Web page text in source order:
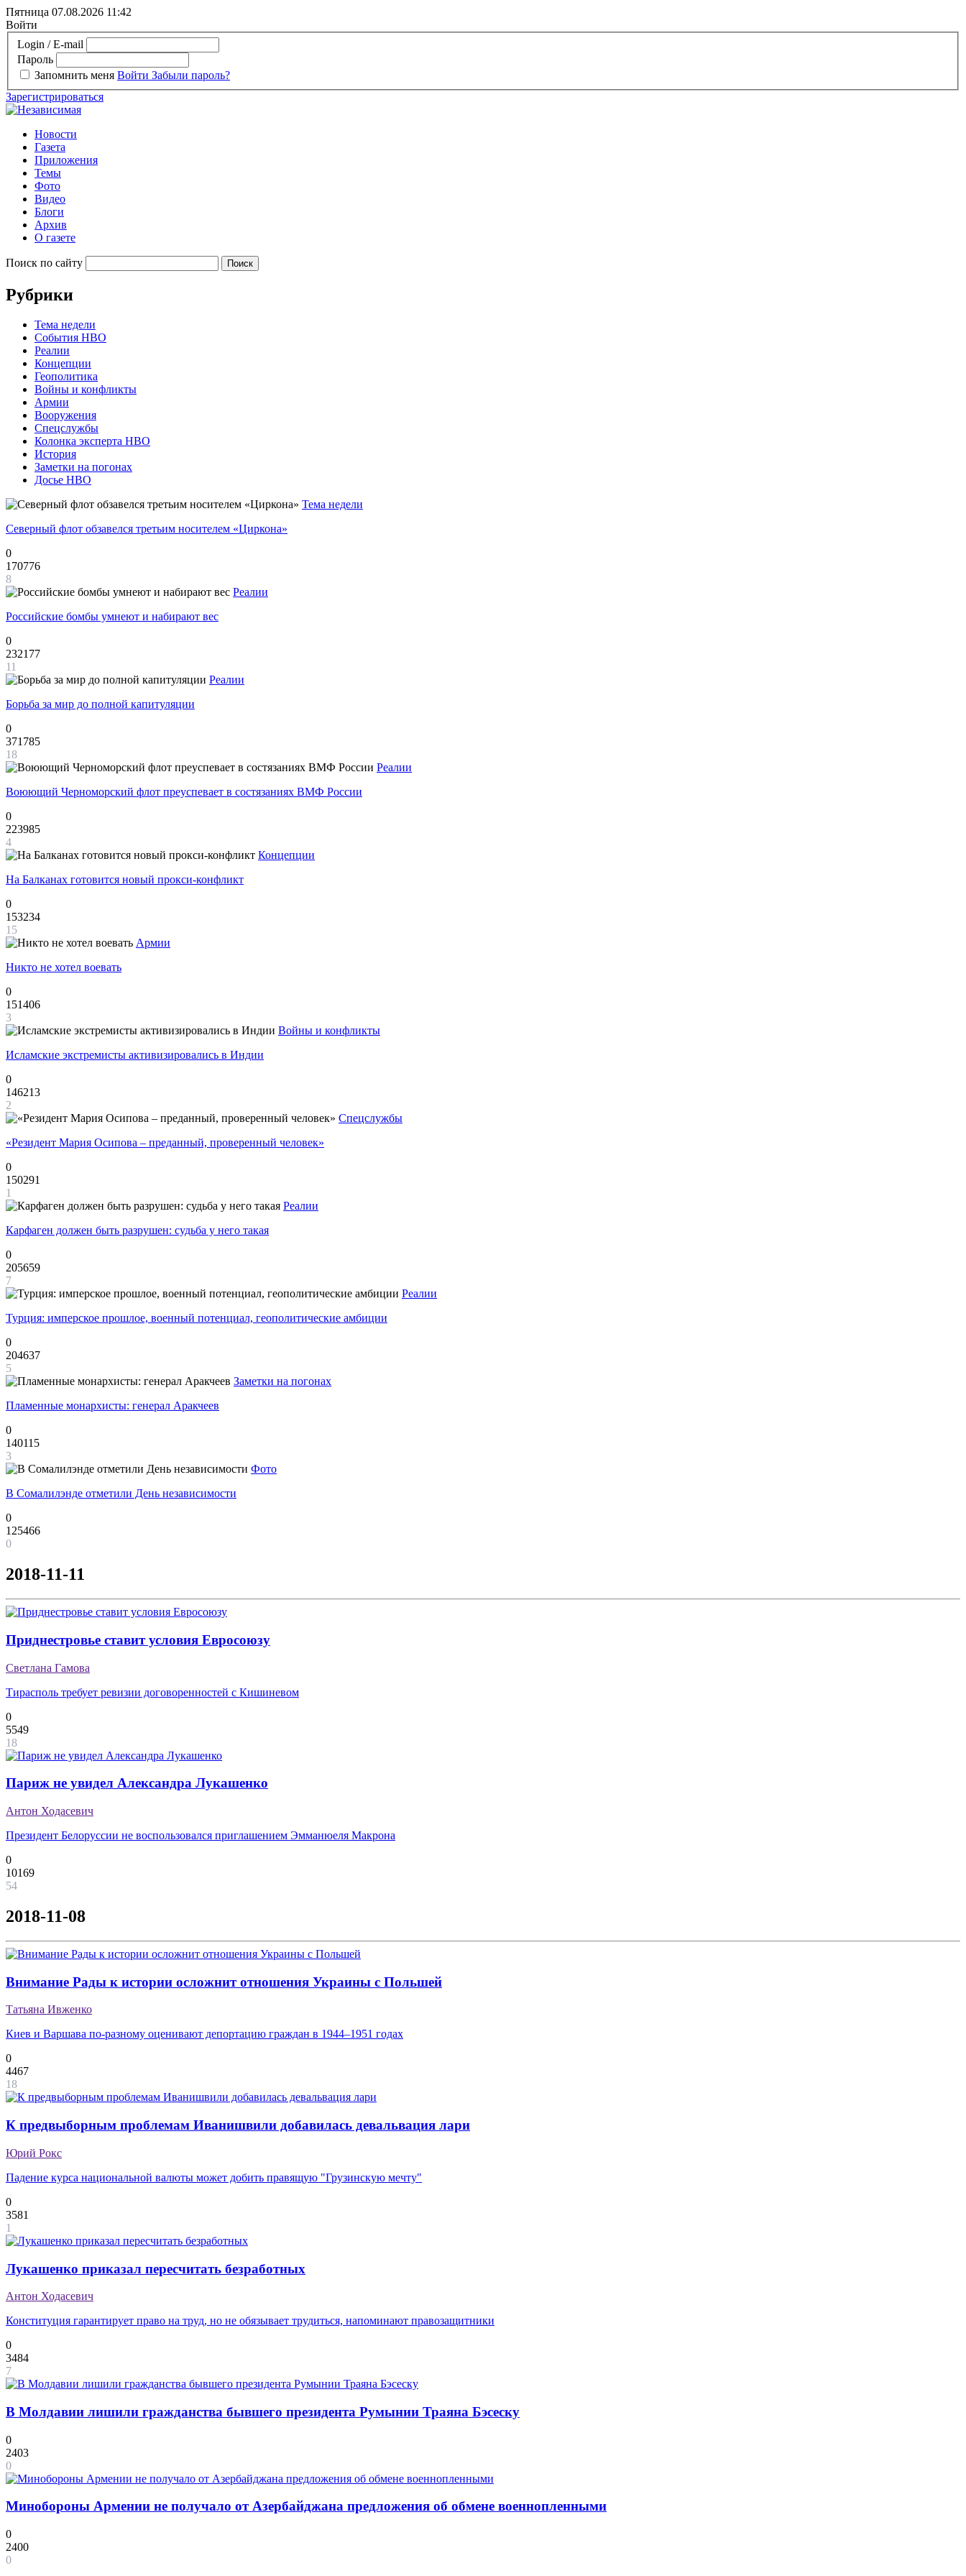
Пятница 07.08.2026 11:42
Войти
Login / E-mail
Пароль
Запомнить меня Войти Забыли пароль?
Зарегистрироваться
Новости
Газета
Приложения
Темы
Фото
Видео
Блоги
Архив
О газете
Поиск по сайту
Рубрики
Тема недели
События НВО
Реалии
Концепции
Геополитика
Войны и конфликты
Армии
Вооружения
Спецслужбы
Колонка эксперта НВО
История
Заметки на погонах
Досье НВО
Тема недели
Северный флот обзавелся третьим носителем «Циркона»
0
170776
8
Реалии
Российские бомбы умнеют и набирают вес
0
232177
11
Реалии
Борьба за мир до полной капитуляции
0
371785
18
Реалии
Воюющий Черноморский флот преуспевает в состязаниях ВМФ России
0
223985
4
Концепции
На Балканах готовится новый прокси-конфликт
0
153234
15
Армии
Никто не хотел воевать
0
151406
3
Войны и конфликты
Исламские экстремисты активизировались в Индии
0
146213
2
Спецслужбы
«Резидент Мария Осипова – преданный, проверенный человек»
0
150291
1
Реалии
Карфаген должен быть разрушен: судьба у него такая
0
205659
7
Реалии
Турция: имперское прошлое, военный потенциал, геополитические амбиции
0
204637
5
Заметки на погонах
Пламенные монархисты: генерал Аракчеев
0
140115
3
Фото
В Сомалилэнде отметили День независимости
0
125466
0
2018-11-11
Приднестровье ставит условия Евросоюзу
Светлана Гамова
Тирасполь требует ревизии договоренностей с Кишиневом
0
5549
18
Париж не увидел Александра Лукашенко
Антон Ходасевич
Президент Белоруссии не воспользовался приглашением Эмманюеля Макрона
0
10169
54
2018-11-08
Внимание Рады к истории осложнит отношения Украины с Польшей
Татьяна Ивженко
Киев и Варшава по-разному оценивают депортацию граждан в 1944–1951 годах
0
4467
18
К предвыборным проблемам Иванишвили добавилась девальвация лари
Юрий Рокс
Падение курса национальной валюты может добить правящую "Грузинскую мечту"
0
3581
1
Лукашенко приказал пересчитать безработных
Антон Ходасевич
Конституция гарантирует право на труд, но не обязывает трудиться, напоминают правозащитники
0
3484
7
В Молдавии лишили гражданства бывшего президента Румынии Траяна Бэсеску
0
2403
0
Минобороны Армении не получало от Азербайджана предложения об обмене военнопленными
0
2400
0